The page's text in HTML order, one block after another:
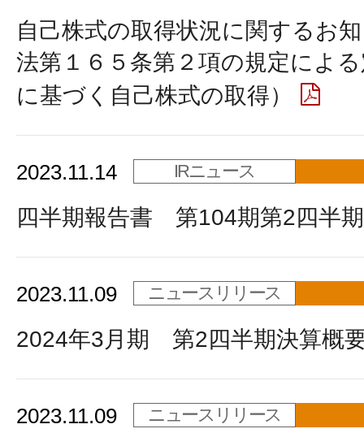
自己株式の取得状況に関するお
法第１６５条第２項の規定によ
に基づく自己株式の取得）
2023.11.14 IRニュース
四半期報告書 第104期第2四半期
2023.11.09 ニュースリリース
2024年3月期 第2四半期決算概
2023.11.09 ニュースリリース